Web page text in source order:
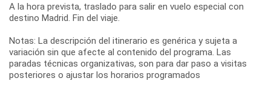
A la hora prevista, traslado para salir en vuelo especial con
destino Madrid. Fin del viaje.
Notas: La descripción del itinerario es genérica y sujeta a
variación sin que afecte al contenido del programa. Las
paradas técnicas organizativas, son para dar paso a visitas
posteriores o ajustar los horarios programados